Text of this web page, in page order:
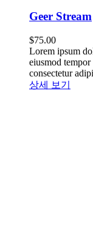
Geer Stream
$75.00
Lorem ipsum
eiusmod
consectetur
상세 보기